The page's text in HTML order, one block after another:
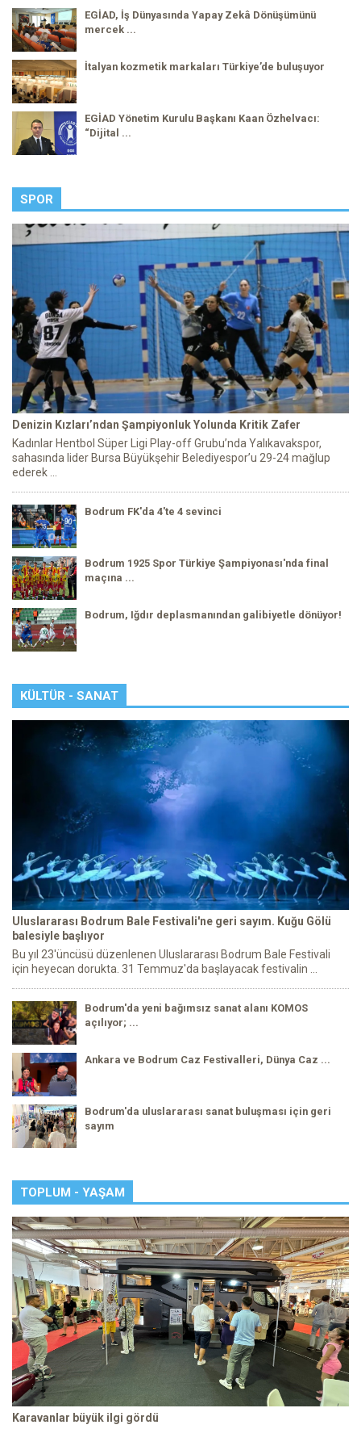
EGİAD, İş Dünyasında Yapay Zekâ Dönüşümünü
mercek ...
İtalyan kozmetik markaları Türkiye’de buluşuyor
EGİAD Yönetim Kurulu Başkanı Kaan Özhelvacı:
“Dijital ...
SPOR
Denizin Kızları’ndan Şampiyonluk Yolunda Kritik Zafer
Kadınlar Hentbol Süper Ligi Play-off Grubu’nda Yalıkavakspor,
sahasında lider Bursa Büyükşehir Belediyespor’u 29-24 mağlup
ederek ...
Bodrum FK'da 4'te 4 sevinci
Bodrum 1925 Spor Türkiye Şampiyonası'nda final
maçına ...
Bodrum, Iğdır deplasmanından galibiyetle dönüyor!
KÜLTÜR - SANAT
Uluslararası Bodrum Bale Festivali'ne geri sayım. Kuğu Gölü
balesiyle başlıyor
Bu yıl 23'üncüsü düzenlenen Uluslararası Bodrum Bale Festivali
için heyecan dorukta. 31 Temmuz'da başlayacak festivalin ...
Bodrum'da yeni bağımsız sanat alanı KOMOS
açılıyor; ...
Ankara ve Bodrum Caz Festivalleri, Dünya Caz ...
Bodrum'da uluslararası sanat buluşması için geri
sayım
TOPLUM - YAŞAM
Karavanlar büyük ilgi gördü